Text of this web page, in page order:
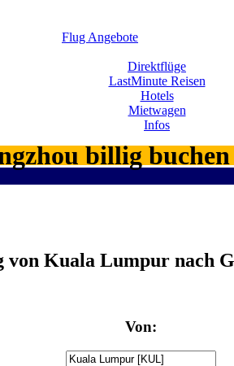
Flug Angebote
Direktflüge
LastMinute Reisen
Hotels
Mietwagen
Infos
billig
von Kuala Lumpur nach
Von: